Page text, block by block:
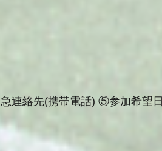
絡先(携帯電話) ⑤参加希望日